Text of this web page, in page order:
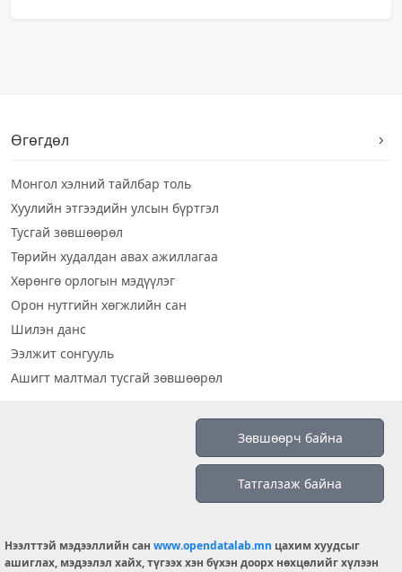
Өгөгдөл
Монгол хэлний тайлбар толь
Хуулийн этгээдийн улсын бүртгэл
Тусгай зөвшөөрөл
Төрийн худалдан авах ажиллагаа
Хөрөнгө орлогын мэдүүлэг
Орон нутгийн хөгжлийн сан
Шилэн данс
Ээлжит сонгууль
Ашигт малтмал тусгай зөвшөөрөл
info@opendatalab.mn
Зөвшөөрч байна
Татгалзаж байна
Нээлттэй мэдээллийн сан www.opendatalab.mn цахим хуудсыг
ашиглах, мэдээлэл хайх, түгээх хэн бүхэн доорх нөхцөлийг хүлээн